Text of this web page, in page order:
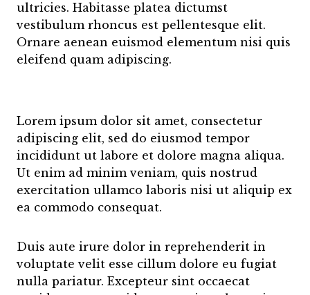
ultricies. Habitasse platea dictumst
vestibulum rhoncus est pellentesque elit.
Ornare aenean euismod elementum nisi quis
eleifend quam adipiscing.
Lorem ipsum dolor sit amet, consectetur
adipiscing elit, sed do eiusmod tempor
incididunt ut labore et dolore magna aliqua.
Ut enim ad minim veniam, quis nostrud
exercitation ullamco laboris nisi ut aliquip ex
ea commodo consequat.
Duis aute irure dolor in reprehenderit in
voluptate velit esse cillum dolore eu fugiat
nulla pariatur. Excepteur sint occaecat